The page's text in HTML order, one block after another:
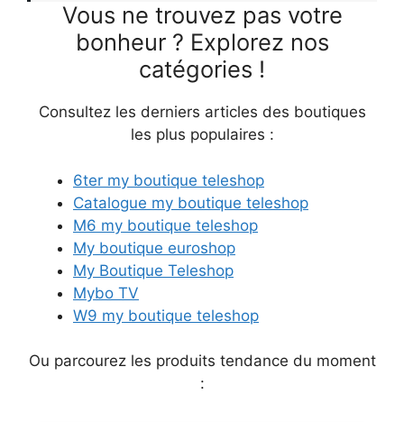
Vous ne trouvez pas votre
bonheur ? Explorez nos
catégories !
Consultez les derniers articles des boutiques
les plus populaires :
6ter my boutique teleshop
Catalogue my boutique teleshop
M6 my boutique teleshop
My boutique euroshop
My Boutique Teleshop
Mybo TV
W9 my boutique teleshop
Ou parcourez les produits tendance du moment
: